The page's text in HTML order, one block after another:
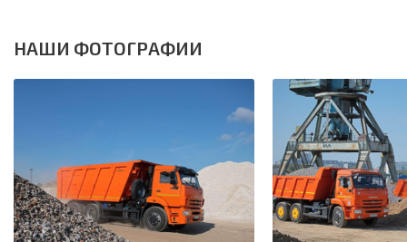
НАШИ ФОТОГРАФИИ